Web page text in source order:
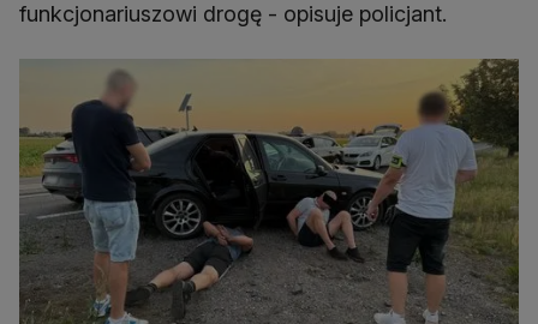
funkcjonariuszowi drogę - opisuje policjant.